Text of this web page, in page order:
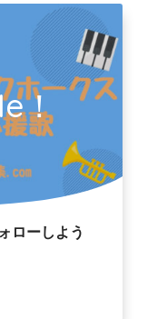
！
ローしよう